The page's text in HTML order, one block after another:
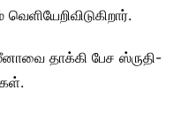
தாக்கி பேச ஸ்ருதி-